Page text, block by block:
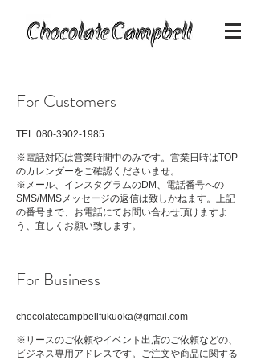
​For Customers
TEL 080-3902-1985
※電話対応は営業時間中のみです。営業日時はTOP
のカレンダーをご確認くださいませ。
※メール、インスタグラムのDM、電話番号への
SMS/MMSメッセージの返信は致しかねます。 上記
の番号まで、お電話にてお問い合わせ頂けますよ
う、宜しくお願い致します。
For Business​
chocolatecampbellfukuoka@gmail.com
※リースのご依頼やイベント 出店のご依頼などの、
ビジネス専用アドレスです。 ​ご注文や商品に関する